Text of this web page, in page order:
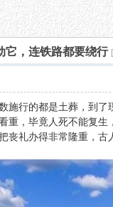
它，连铁路都要绕行
施行的都是土葬，到了
，毕竟人死不能复生
礼办得非常隆重，古